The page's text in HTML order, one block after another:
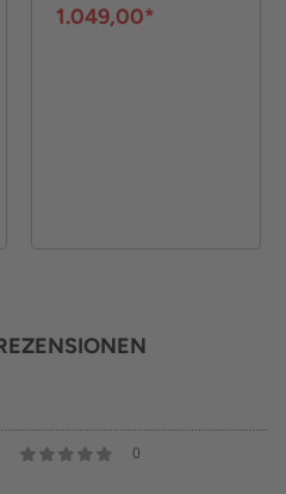
1.049,00*
0